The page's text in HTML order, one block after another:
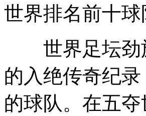
世界排名前十
世界足坛劲
的入绝传奇纪
的球队。在五